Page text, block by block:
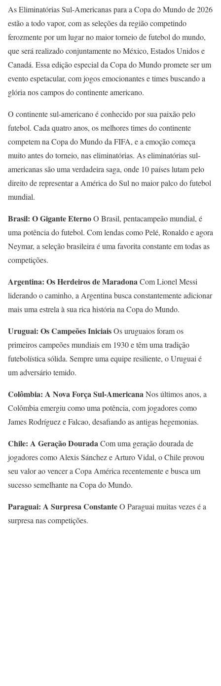
As Eliminatórias Sul-Americanas para a Copa do Mundo de 2026
estão a todo vapor, com as seleções da região competindo
ferozmente por um lugar no maior torneio de futebol do mundo,
que será realizado conjuntamente no México, Estados Unidos e
Canadá. Essa edição especial da Copa do Mundo promete ser um
evento espetacular, com jogos emocionantes e times buscando a
glória nos campos do continente americano.
O continente sul-americano é conhecido por sua paixão pelo
futebol. Cada quatro anos, os melhores times do continente
competem na Copa do Mundo da FIFA, e a emoção começa
muito antes do torneio, nas eliminatórias. As eliminatórias sul-
americanas são uma verdadeira saga, onde 10 países lutam pelo
direito de representar a América do Sul no maior palco do futebol
mundial.
Brasil: O Gigante EternoO Brasil, pentacampeão mundial, é
uma potência do futebol. Com lendas como Pelé, Ronaldo e agora
Neymar, a seleção brasileira é uma favorita constante em todas as
competições.
Argentina: Os Herdeiros de MaradonaCom Lionel Messi
liderando o caminho, a Argentina busca constantemente adicionar
mais uma estrela à sua rica história na Copa do Mundo.
Uruguai: Os Campeões IniciaisOs uruguaios foram os
primeiros campeões mundiais em 1930 e têm uma tradição
futebolística sólida. Sempre uma equipe resiliente, o Uruguai é
um adversário temido.
Colômbia: A Nova Força Sul-AmericanaNos últimos anos, a
Colômbia emergiu como uma potência, com jogadores como
James Rodríguez e Falcao, desafiando as antigas hegemonias.
Chile: A Geração DouradaCom uma geração dourada de
jogadores como Alexis Sánchez e Arturo Vidal, o Chile provou
seu valor ao vencer a Copa América recentemente e busca um
sucesso semelhante na Copa do Mundo.
Paraguai: A Surpresa ConstanteO Paraguai muitas vezes é a
surpresa nas competições.